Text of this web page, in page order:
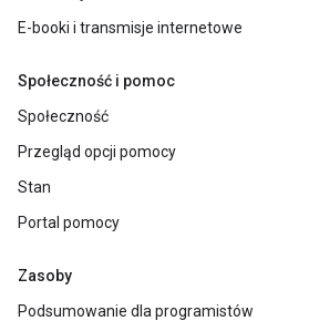
E-booki i transmisje internetowe
Społeczność i pomoc
Społeczność
Przegląd opcji pomocy
Stan
Portal pomocy
Zasoby
Podsumowanie dla programistów